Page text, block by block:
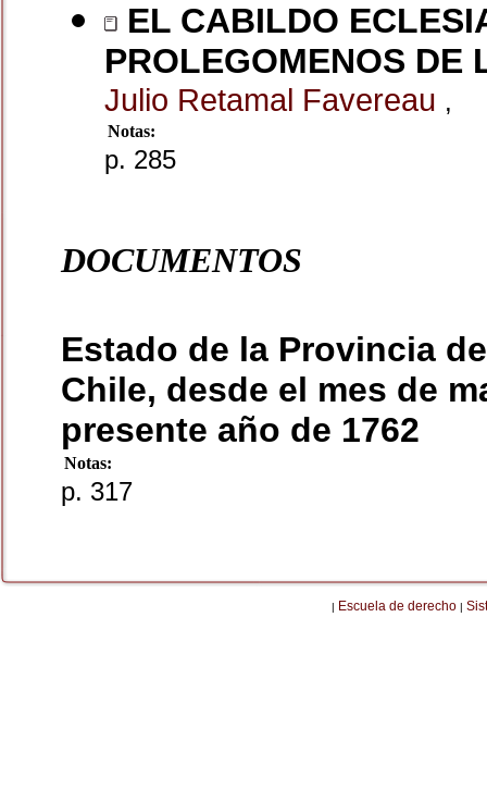
EL CABILDO
PROLEGOMENOS DE
Julio Retamal Favereau ,
Notas:
p. 285
DOCUMENTOS
Estado de la Provincia
Chile, desde el mes de
presente año de 1762
Notas:
p. 317
| Escuela de derecho |